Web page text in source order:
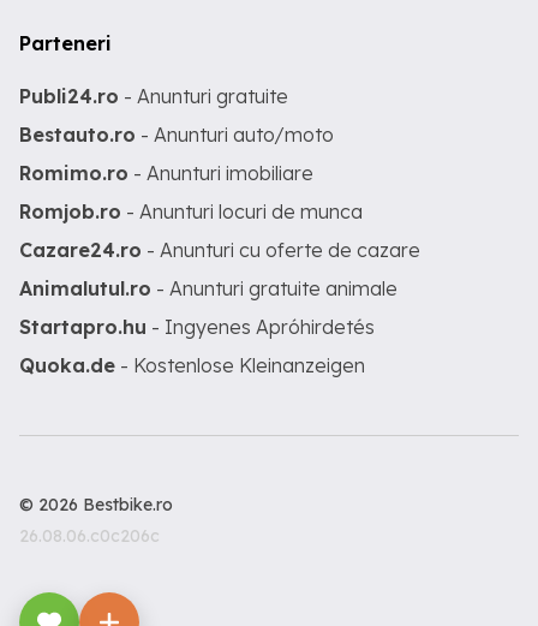
Parteneri
Publi24.ro - Anunturi gratuite
Bestauto.ro - Anunturi auto/moto
Romimo.ro - Anunturi imobiliare
Romjob.ro - Anunturi locuri de munca
Cazare24.ro - Anunturi cu oferte de cazare
Animalutul.ro - Anunturi gratuite animale
Startapro.hu - Ingyenes Apróhirdetés
Quoka.de - Kostenlose Kleinanzeigen
© 2026 Bestbike.ro
26.08.06.c0c206c